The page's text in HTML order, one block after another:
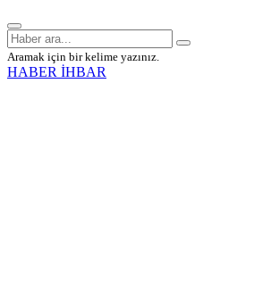
Aramak için bir kelime yazınız.
HABER İHBAR